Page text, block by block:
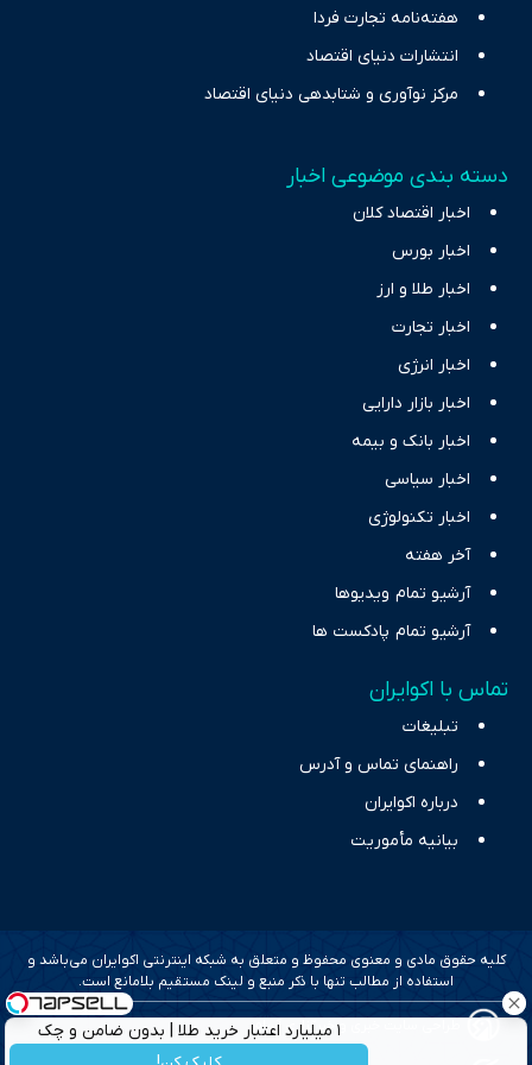
۱ میلیارد اعتبار خرید طلا | بدون ضامن و چک
هفته‌نامه تجارت فردا
انتشارات دنیای اقتصاد
مرکز نوآوری و شتابدهی دنیای اقتصاد
دسته بندی موضوعی اخبار
اخبار اقتصاد کلان
اخبار بورس
اخبار طلا و ارز
اخبار تجارت
اخبار انرژی
اخبار بازار دارایی
اخبار بانک و بیمه
اخبار سیاسی
اخبار تکنولوژی
آخر هفته
آرشیو تمام ویدیوها
آرشیو تمام پادکست ها
تماس با اکوایران
تبلیغات
راهنمای تماس و آدرس
درباره اکوایران
بیانیه مأموریت
کلیه حقوق مادی و معنوی محفوظ و متعلق به شبکه اینترنتی اکوایران می‌باشد و
استفاده از مطالب تنها با ذکر منبع و لینک مستقیم بلامانع است.
طراحی سایت خبری و خبرگزاری آسام